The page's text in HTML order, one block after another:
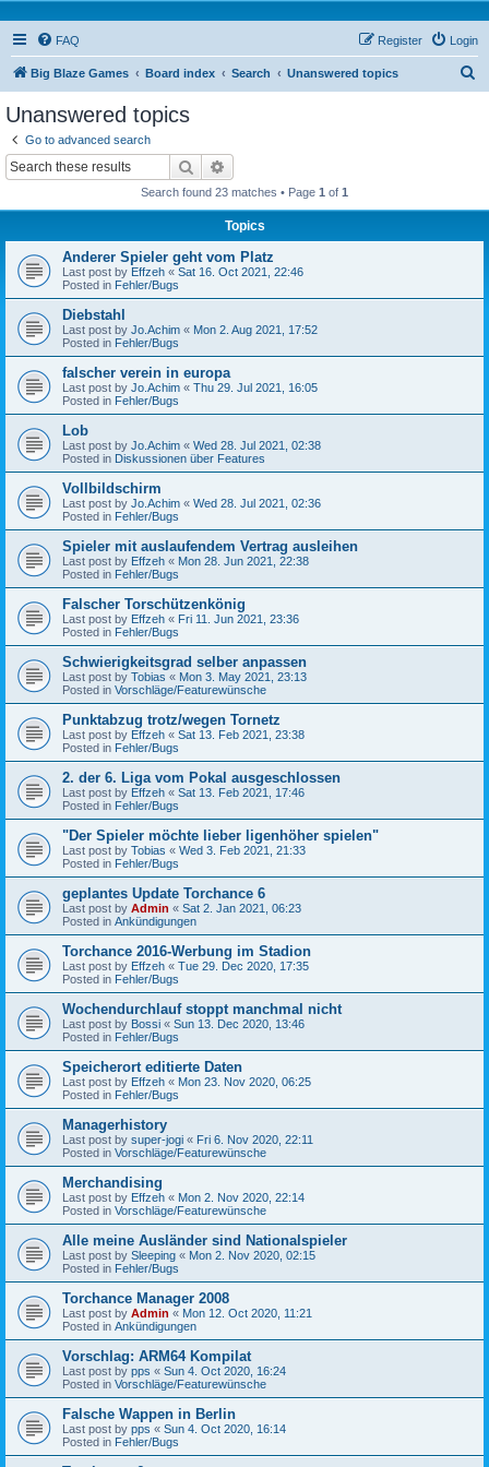
FAQ Login
Register
Big Blaze Games Board index Search Unanswered topics
Unanswered topics
Go to advanced search
Search
Search found 23 matches • Page 1 of 1
Topics
Anderer Spieler geht vom Platz
Last post by Effzeh « Sat 16. Oct 2021, 22:46
Posted in Fehler/Bugs
Diebstahl
Last post by Jo.Achim « Mon 2. Aug 2021, 17:52
Posted in Fehler/Bugs
falscher verein in europa
Last post by Jo.Achim « Thu 29. Jul 2021, 16:05
Posted in Fehler/Bugs
Lob
Last post by Jo.Achim « Wed 28. Jul 2021, 02:38
Posted in Diskussionen über Features
Vollbildschirm
Last post by Jo.Achim « Wed 28. Jul 2021, 02:36
Posted in Fehler/Bugs
Spieler mit auslaufendem Vertrag ausleihen
Last post by Effzeh « Mon 28. Jun 2021, 22:38
Posted in Fehler/Bugs
Falscher Torschützenkönig
Last post by Effzeh « Fri 11. Jun 2021, 23:36
Posted in Fehler/Bugs
Schwierigkeitsgrad selber anpassen
Last post by Tobias « Mon 3. May 2021, 23:13
Posted in Vorschläge/Featurewünsche
Punktabzug trotz/wegen Tornetz
Last post by Effzeh « Sat 13. Feb 2021, 23:38
Posted in Fehler/Bugs
2. der 6. Liga vom Pokal ausgeschlossen
Last post by Effzeh « Sat 13. Feb 2021, 17:46
Posted in Fehler/Bugs
"Der Spieler möchte lieber ligenhöher spielen"
Last post by Tobias « Wed 3. Feb 2021, 21:33
Posted in Fehler/Bugs
geplantes Update Torchance 6
Last post by Admin « Sat 2. Jan 2021, 06:23
Posted in Ankündigungen
Torchance 2016-Werbung im Stadion
Last post by Effzeh « Tue 29. Dec 2020, 17:35
Posted in Fehler/Bugs
Wochendurchlauf stoppt manchmal nicht
Last post by Bossi « Sun 13. Dec 2020, 13:46
Posted in Fehler/Bugs
Speicherort editierte Daten
Last post by Effzeh « Mon 23. Nov 2020, 06:25
Posted in Fehler/Bugs
Managerhistory
Last post by super-jogi « Fri 6. Nov 2020, 22:11
Posted in Vorschläge/Featurewünsche
Merchandising
Last post by Effzeh « Mon 2. Nov 2020, 22:14
Posted in Vorschläge/Featurewünsche
Alle meine Ausländer sind Nationalspieler
Last post by Sleeping « Mon 2. Nov 2020, 02:15
Posted in Fehler/Bugs
Torchance Manager 2008
Last post by Admin « Mon 12. Oct 2020, 11:21
Posted in Ankündigungen
Vorschlag: ARM64 Kompilat
Last post by pps « Sun 4. Oct 2020, 16:24
Posted in Vorschläge/Featurewünsche
Falsche Wappen in Berlin
Last post by pps « Sun 4. Oct 2020, 16:14
Posted in Fehler/Bugs